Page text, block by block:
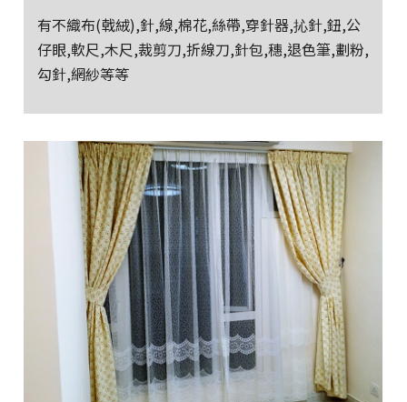
有不織布(戟絨),針,線,棉花,絲帶,穿針器,抋針,鈕,公
仔眼,軟尺,木尺,裁剪刀,折線刀,針包,穗,退色筆,劃粉,
勾針,網紗等等